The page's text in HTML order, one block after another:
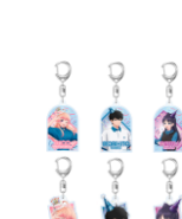
キーワード